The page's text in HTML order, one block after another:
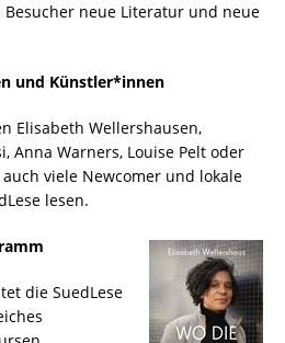
Besucher neue Literatur und neue
und Künstler*innen
Elisabeth Wellershausen,
Anna Warners, Louise Pelt oder
viele Newcomer und lokale
lesen.
die SuedLese